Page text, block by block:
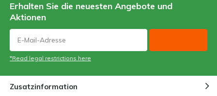
Erhalten Sie die neuesten Angebote und
Aktionen
*Read legal restrictions here
Zusatzinformation